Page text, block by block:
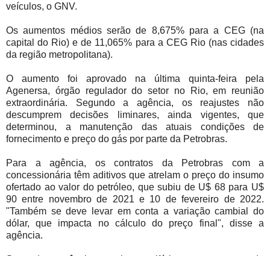
veículos, o GNV.
Os aumentos médios serão de 8,675% para a CEG (na
capital do Rio) e de 11,065% para a CEG Rio (nas cidades
da região metropolitana).
O aumento foi aprovado na última quinta-feira pela
Agenersa, órgão regulador do setor no Rio, em reunião
extraordinária. Segundo a agência, os reajustes não
descumprem decisões liminares, ainda vigentes, que
determinou, a manutenção das atuais condições de
fornecimento e preço do gás por parte da Petrobras.
Para a agência, os contratos da Petrobras com a
concessionária têm aditivos que atrelam o preço do insumo
ofertado ao valor do petróleo, que subiu de U$ 68 para U$
90 entre novembro de 2021 e 10 de fevereiro de 2022.
"Também se deve levar em conta a variação cambial do
dólar, que impacta no cálculo do preço final", disse a
agência.